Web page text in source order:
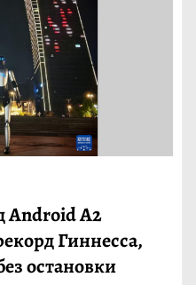
Android A2
Гиннесса,
остановки